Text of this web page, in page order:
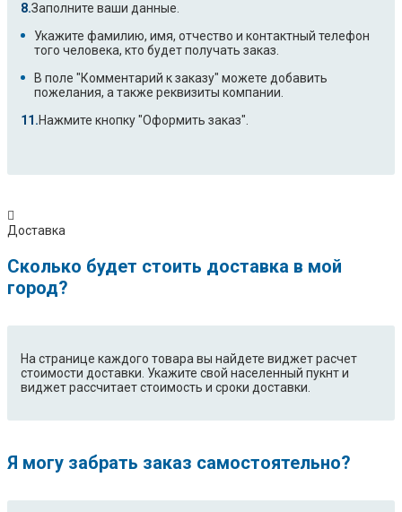
Заполните ваши данные.
Укажите фамилию, имя, отчество и контактный телефон
того человека, кто будет получать заказ.
В поле "Комментарий к заказу" можете добавить
пожелания, а также реквизиты компании.
Нажмите кнопку "Оформить заказ".
Доставка
Сколько будет стоить доставка в мой
город?
На странице каждого товара вы найдете виджет расчет
стоимости доставки. Укажите свой населенный пукнт и
виджет рассчитает стоимость и сроки доставки.
Я могу забрать заказ самостоятельно?